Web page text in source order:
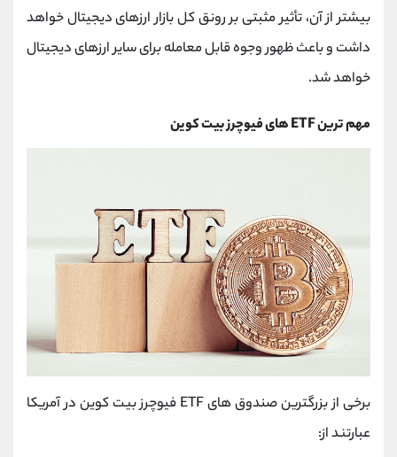
بیشتر از آن، تأثیر مثبتی بر رونق کل بازار ارزهای دیجیتال خواهد
داشت و باعث ظهور وجوه قابل معامله برای سایر ارزهای دیجیتال
خواهد شد.
مهم ترین ETF های فیوچرز بیت کوین
برخی از بزرگترین صندوق های ETF فیوچرز بیت کوین در آمریکا
عبارتند از: